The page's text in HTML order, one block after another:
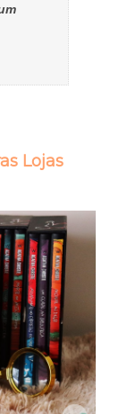
Lojas